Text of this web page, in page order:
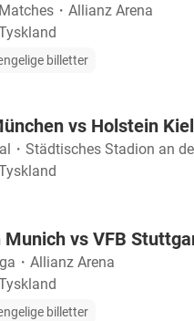
・ Allianz Arena
billetter
vs Holstein Kiel
・ Städtisches Stadion an
Munich vs VFB
・ Allianz Arena
billetter